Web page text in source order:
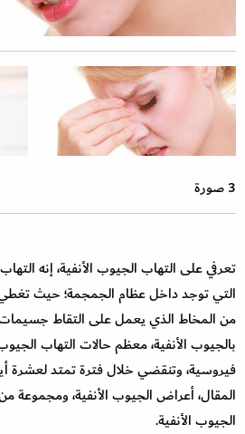
3 صورة
تعرفي على التهاب الجيوب الأنفية، إنه
التي توجد داخل عظام الجمجمة؛ حيث تغطي
من المخاط الذي يعمل على التقاط جسيمات
بالجيوب الأنفية، معظم حالات التهاب
فيروسية، وتنقضي خلال فترة تمتد لعشرة
المقال، أعراض الجيوب الأنفية، ومجموعة
الجيوب الأنفية.